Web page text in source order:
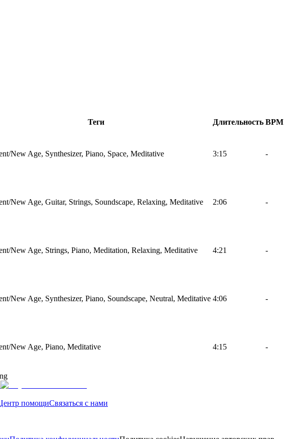
Теги Длительность BPM
New Age, Synthesizer, Piano, Space, Meditative 3:15 -
New Age, Guitar, Strings, Soundscape, Relaxing, Meditative 2:06 -
New Age, Strings, Piano, Meditation, Relaxing, Meditative 4:21 -
New Age, Synthesizer, Piano, Soundscape, Neutral, Meditative 4:06 -
New Age, Piano, Meditative 4:15 -
помощиСвязаться с нами